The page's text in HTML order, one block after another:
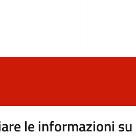
le informazioni